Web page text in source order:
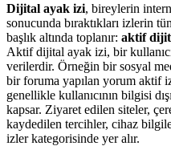
Dijital ayak izi, bireylerin
sonucunda bıraktıkları izlerin
başlık altında toplanır: aktif
Aktif dijital ayak izi, bir
verilerdir. Örneğin bir sosyal
bir foruma yapılan yorum aktif
genellikle kullanıcının bilgisi
kapsar. Ziyaret edilen siteler,
kaydedilen tercihler, cihaz
izler kategorisinde yer alır.